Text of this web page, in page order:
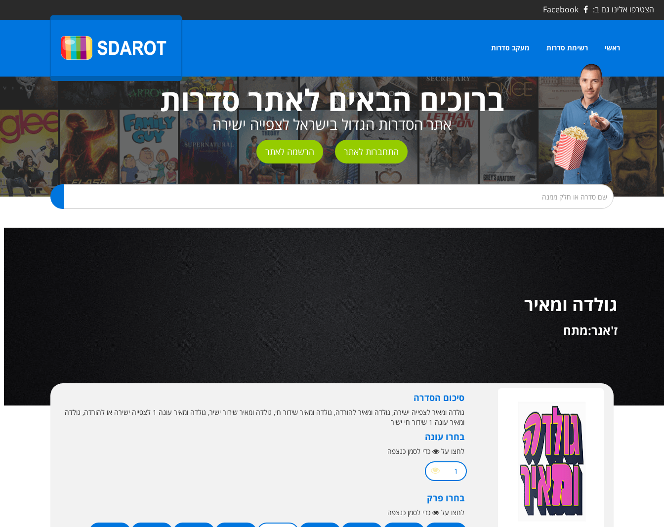
הצטרפו אלינו גם ב: Facebook
ראשי רשימת סדרות מעקב סדרות
ברוכים הבאים לאתר סדרות
אתר הסדרות הגדול בישראל לצפייה ישירה
התחברות לאתר הרשמה לאתר
גולדה ומאיר
ז'אנר:מתח
סיכום הסדרה
גולדה ומאיר לצפייה ישירה, גולדה ומאיר להורדה, גולדה ומאיר שידור חי, גולדה ומאיר שידור ישיר, גולדה ומאיר עונה 1 לצפייה ישירה או להורדה, גולדה
ומאיר עונה 1 שידור חי ישיר
בחרו עונה
לחצו על כדי לסמן כנצפה
1
בחרו פרק
לחצו על כדי לסמן כנצפה